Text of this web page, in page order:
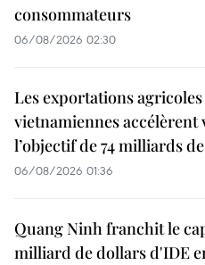
consommateurs
06/08/2026 02:30
Les exportations agricoles
vietnamiennes accélèrent
l’objectif de 74 milliards
06/08/2026 01:36
Quang Ninh franchit le
milliard de dollars d'IDE